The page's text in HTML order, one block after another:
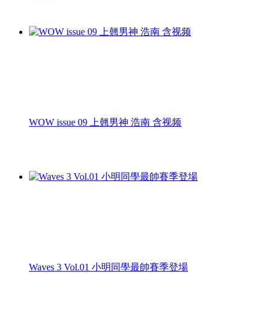
WOW issue 09 上翹男神 浩南 含视频
Waves 3 Vol.01 小明同學最帥賽季登場